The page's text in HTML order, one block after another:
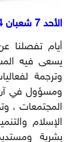
الأحد 7 شعبان 1434هـ 16 يونيو 2013م
أيام تفصلنا
يسعى فيه
وترجمة
ومسؤول في آن
المجتمعات ،
الإسلام
بشرية